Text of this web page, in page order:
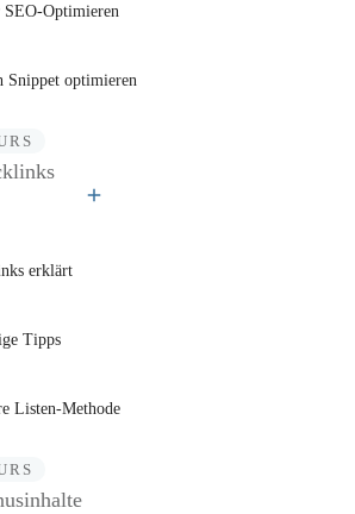
Optimieren
Snippet optimieren
erklärt
Tipps
Listen-Methode